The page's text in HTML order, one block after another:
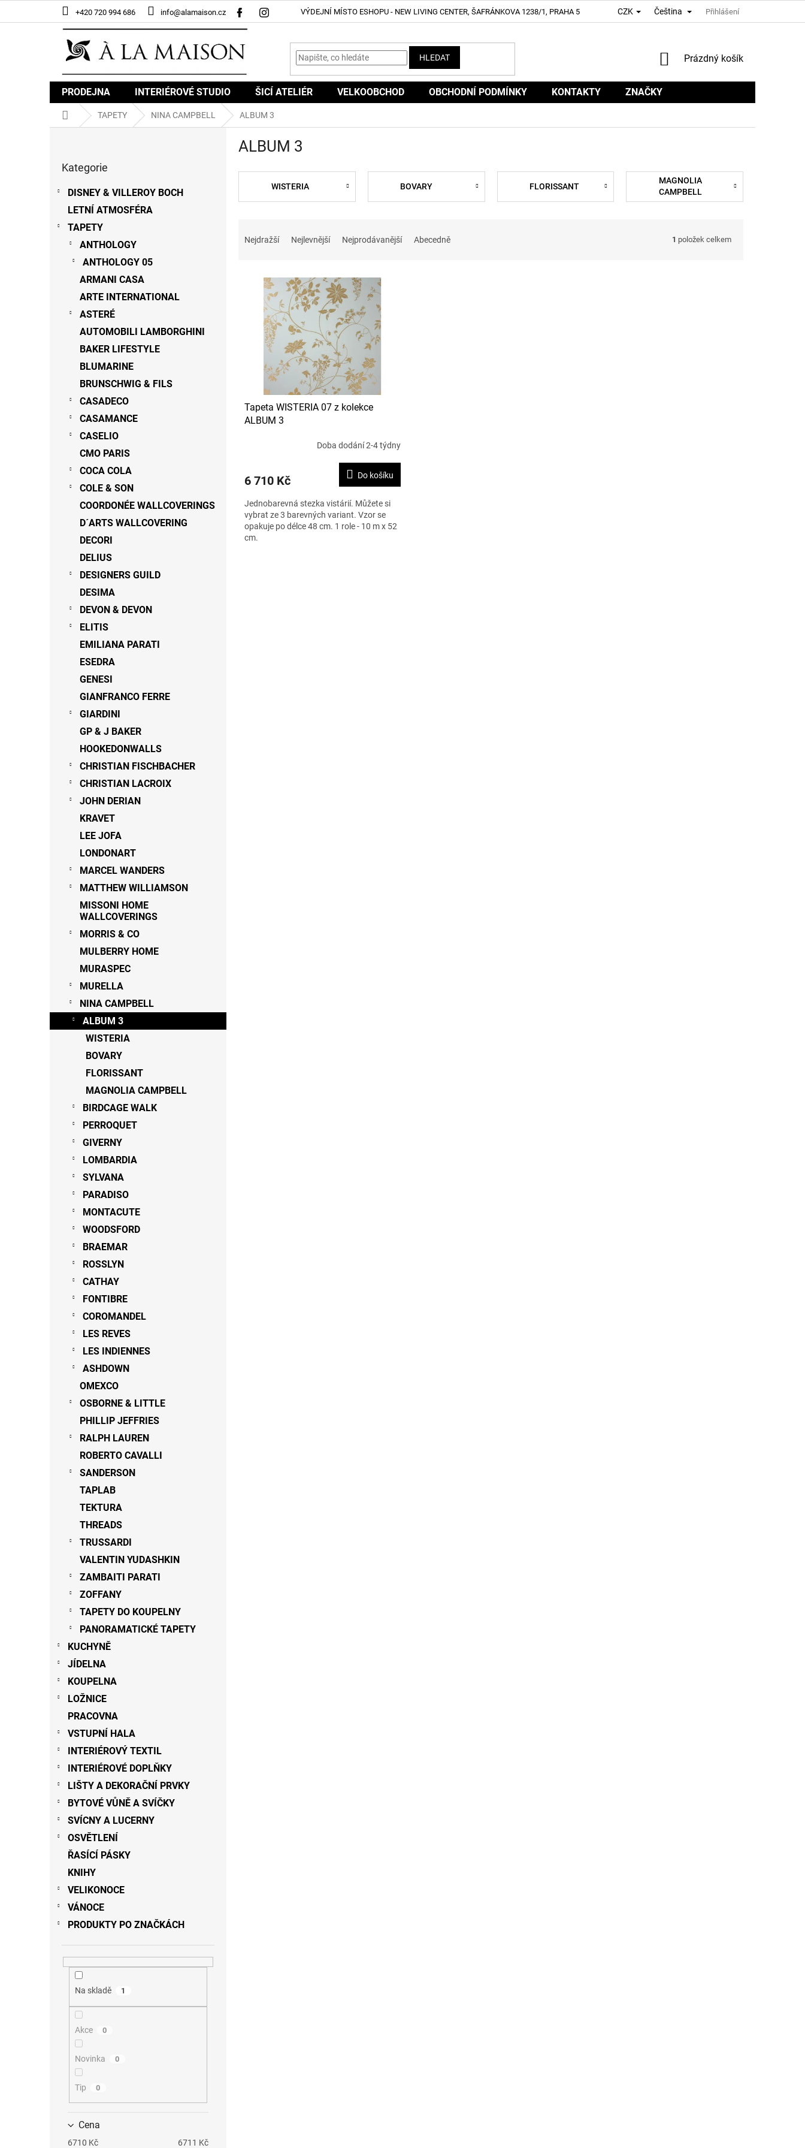
+420 720 994 686 info@alamaison.cz VÝDEJNÍ MÍSTO ESHOPU - NEW LIVING CENTER, ŠAFRÁNKOVA 1238/1, PRAHA 5 CZK Čeština Přihlášení
HLEDAT
NÁKUPNÍ
Prázdný košík
PRODEJNA INTERIÉROVÉ STUDIO ŠICÍ ATELIÉR VELKOOBCHOD OBCHODNÍ PODMÍNKY KONTAKTY ZNAČKY
Domů TAPETY NINA CAMPBELL ALBUM 3
kategorie
Kategorie
DISNEY & VILLEROY BOCH
LETNÍ ATMOSFÉRA
TAPETY
ANTHOLOGY
ANTHOLOGY 05
ARMANI CASA
ARTE INTERNATIONAL
ASTERÉ
AUTOMOBILI LAMBORGHINI
BAKER LIFESTYLE
BLUMARINE
BRUNSCHWIG & FILS
CASADECO
CASAMANCE
CASELIO
CMO PARIS
COCA COLA
COLE & SON
COORDONÉE WALLCOVERINGS
D´ARTS WALLCOVERING
DECORI
DELIUS
DESIGNERS GUILD
DESIMA
DEVON & DEVON
ELITIS
EMILIANA PARATI
ESEDRA
GENESI
GIANFRANCO FERRE
GIARDINI
GP & J BAKER
HOOKEDONWALLS
CHRISTIAN FISCHBACHER
CHRISTIAN LACROIX
JOHN DERIAN
KRAVET
LEE JOFA
LONDONART
MARCEL WANDERS
MATTHEW WILLIAMSON
MISSONI HOME
WALLCOVERINGS
MORRIS & CO
MULBERRY HOME
MURASPEC
MURELLA
NINA CAMPBELL
ALBUM 3
WISTERIA
BOVARY
FLORISSANT
MAGNOLIA CAMPBELL
BIRDCAGE WALK
PERROQUET
GIVERNY
LOMBARDIA
SYLVANA
PARADISO
MONTACUTE
WOODSFORD
BRAEMAR
ROSSLYN
CATHAY
FONTIBRE
COROMANDEL
LES REVES
LES INDIENNES
ASHDOWN
OMEXCO
OSBORNE & LITTLE
PHILLIP JEFFRIES
RALPH LAUREN
ROBERTO CAVALLI
SANDERSON
TAPLAB
TEKTURA
THREADS
TRUSSARDI
VALENTIN YUDASHKIN
ZAMBAITI PARATI
ZOFFANY
TAPETY DO KOUPELNY
PANORAMATICKÉ TAPETY
KUCHYNĚ
JÍDELNA
KOUPELNA
LOŽNICE
PRACOVNA
VSTUPNÍ HALA
INTERIÉROVÝ TEXTIL
INTERIÉROVÉ DOPLŇKY
LIŠTY A DEKORAČNÍ PRVKY
BYTOVÉ VŮNĚ A SVÍČKY
SVÍCNY A LUCERNY
OSVĚTLENÍ
ŘASÍCÍ PÁSKY
KNIHY
VELIKONOCE
VÁNOCE
PRODUKTY PO ZNAČKÁCH
Na skladě 1
Akce 0
Novinka 0
Tip 0
Cena
6710 Kč 6711 Kč
ALBUM 3
WISTERIA BOVARY FLORISSANT
MAGNOLIA
CAMPBELL
Nejdražší Nejlevnější Nejprodávanější Abecedně 1 položek celkem
Tapeta WISTERIA 07 z kolekce
ALBUM 3
Doba dodání 2-4 týdny
6 710 Kč Do košíku
Jednobarevná stezka vistárií. Můžete si
vybrat ze 3 barevných variant. Vzor se
opakuje po délce 48 cm. 1 role - 10 m x 52
cm.